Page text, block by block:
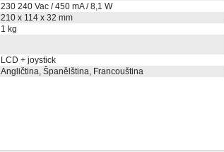
230 240 Vac / 450 mA / 8,1 W
210 x 114 x 32 mm
1 kg
LCD + joystick
Angličtina, Španělština, Francouština